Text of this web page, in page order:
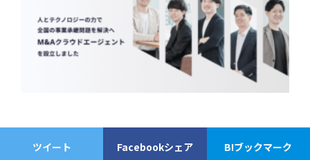
ツイート Facebookシェア B!ブックマーク